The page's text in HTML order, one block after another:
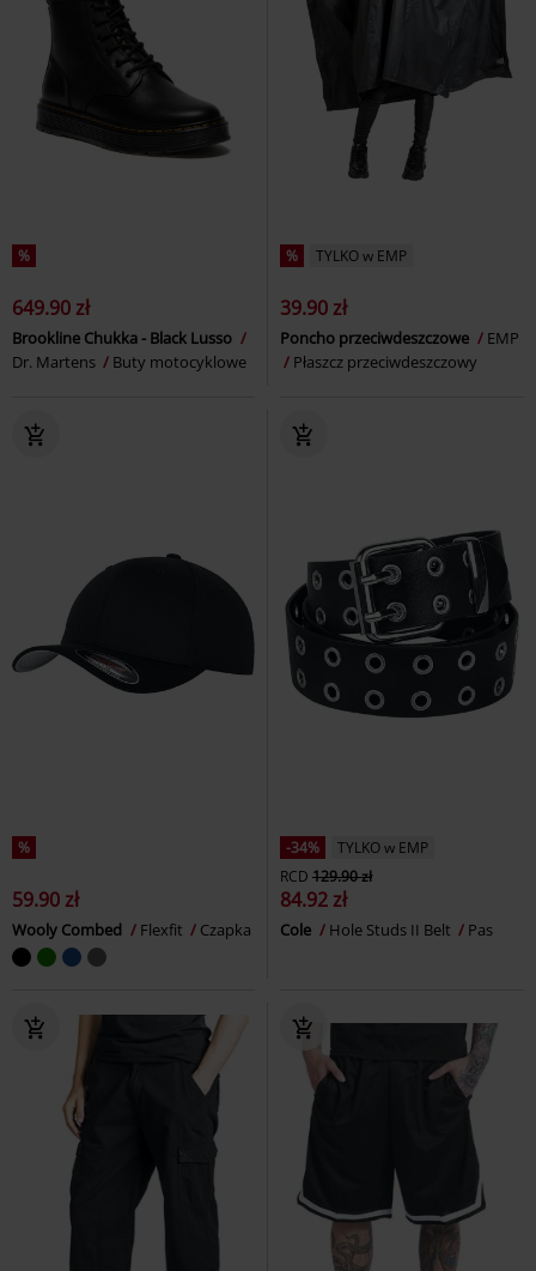
%
649.90 zł
Brookline Chukka - Black Lusso
Dr. Martens
Buty motocyklowe
% TYLKO w EMP
39.90 zł
Poncho przeciwdeszczowe
EMP
Płaszcz przeciwdeszczowy
%
59.90 zł
Wooly Combed Flexfit Czapka
-34%
TYLKO w EMP
RCD 129.90 zł
84.92 zł
Cole Hole Studs II Belt Pas